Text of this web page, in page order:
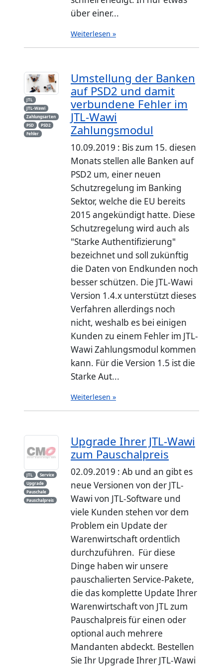
über einer...
Weiterlesen »
JTL
JTL-Wawi
Zahlungsarten
PSD
PSD2
Fehler
Umstellung der Banken
auf PSD2 und damit
verbundene Fehler im
JTL-Wawi
Zahlungsmodul
10.09.2019 : Bis zum 15. diesen
Monats stellen alle Banken auf
PSD2 um, einer neuen
Schutzregelung im Banking
Sektor, welche die EU bereits
2015 angekündigt hatte. Diese
Schutzregelung wird auch als
"Starke Authentifizierung"
bezeichnet und soll zukünftig
die Daten von Endkunden noch
besser schützen. Die JTL-Wawi
Version 1.4.x unterstützt dieses
Verfahren allerdings noch
nicht, weshalb es bei einigen
Kunden zu einem Fehler im JTL-
Wawi Zahlungsmodul kommen
kann. Für die Version 1.5 ist die
Starke Aut...
Weiterlesen »
JTL
Service
Upgrade
Pauschale
Pauschalpreis
Upgrade Ihrer JTL-Wawi
zum Pauschalpreis
02.09.2019 : Ab und an gibt es
neue Versionen von der JTL-
Wawi von JTL-Software und
viele Kunden stehen vor dem
Problem ein Update der
Warenwirtschaft ordentlich
durchzuführen. Für diese
Dinge haben wir unsere
pauschalierten Service-Pakete,
die das komplette Update Ihrer
Warenwirtschaft von JTL zum
Pauschalpreis für einen oder
optional auch mehrere
Mandanten abdeckt. Bestellen
Sie Ihr Upgrade Ihrer JTL-Wawi